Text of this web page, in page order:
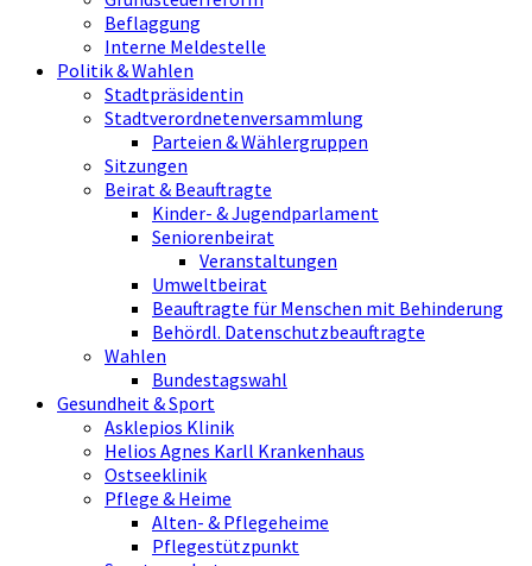
Beflaggung
Interne Meldestelle
Politik & Wahlen
Stadtpräsidentin
Stadtverordnetenversammlung
Parteien & Wählergruppen
Sitzungen
Beirat & Beauftragte
Kinder- & Jugendparlament
Seniorenbeirat
Veranstaltungen
Umweltbeirat
Beauftragte für Menschen mit Behinderung
Behördl. Datenschutzbeauftragte
Wahlen
Bundestagswahl
Gesundheit & Sport
Asklepios Klinik
Helios Agnes Karll Krankenhaus
Ostseeklinik
Pflege & Heime
Alten- & Pflegeheime
Pflegestützpunkt